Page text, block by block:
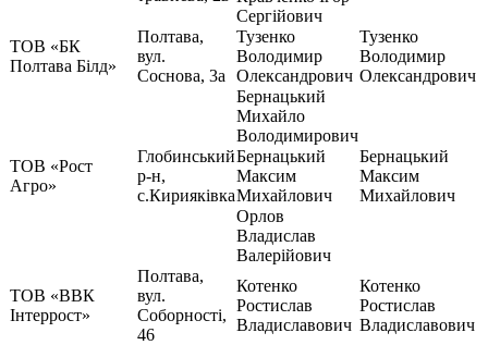
Сергійович
ТОВ «БК
Полтава Білд»
Полтава,
вул.
Соснова, 3а
Тузенко
Володимир
Олександрович
Тузенко
Володимир
Олександрович
ТОВ «Рост
Агро»
Глобинський
р-н,
с.Кирияківка
Бернацький
Михайло
Володимирович
Бернацький
Максим
Михайлович
Бернацький
Максим
Михайлович
Орлов
Владислав
Валерійович
ТОВ «ВВК
Інтеррост»
Полтава,
вул.
Соборності,
46
Котенко
Ростислав
Владиславович
Котенко
Ростислав
Владиславович